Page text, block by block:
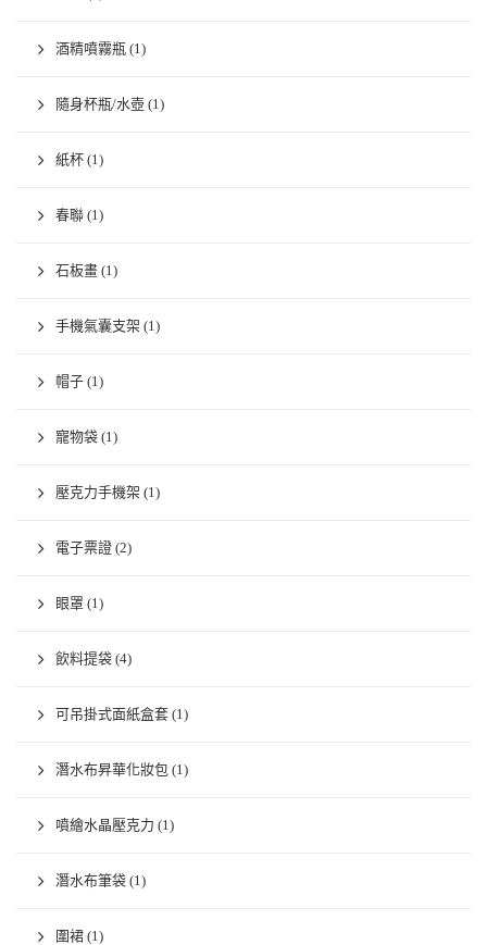
酒精噴霧瓶 (1)
隨身杯瓶/水壺 (1)
紙杯 (1)
春聯 (1)
石板畫 (1)
手機氣囊支架 (1)
帽子 (1)
寵物袋 (1)
壓克力手機架 (1)
電子票證 (2)
眼罩 (1)
飲料提袋 (4)
可吊掛式面紙盒套 (1)
潛水布昇華化妝包 (1)
噴繪水晶壓克力 (1)
潛水布筆袋 (1)
圍裙 (1)